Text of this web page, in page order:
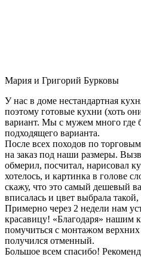
Мария и Григорий Бурковы
У нас в доме нестандартная
поэтому готовые кухни (хоть
вариант. Мы с мужем много где
подходящего варианта.
После всех походов по
на заказ под наши размеры.
обмерил, посчитал, нарисовал
хотелось, и картинка в голове
скажу, что это самый дешевый
вписалась и цвет выбрала
Примерно через 2 недели нам
красавицу! «Благодаря» нашим
помучиться с монтажом
получился отменный.
Большое всем спасибо!